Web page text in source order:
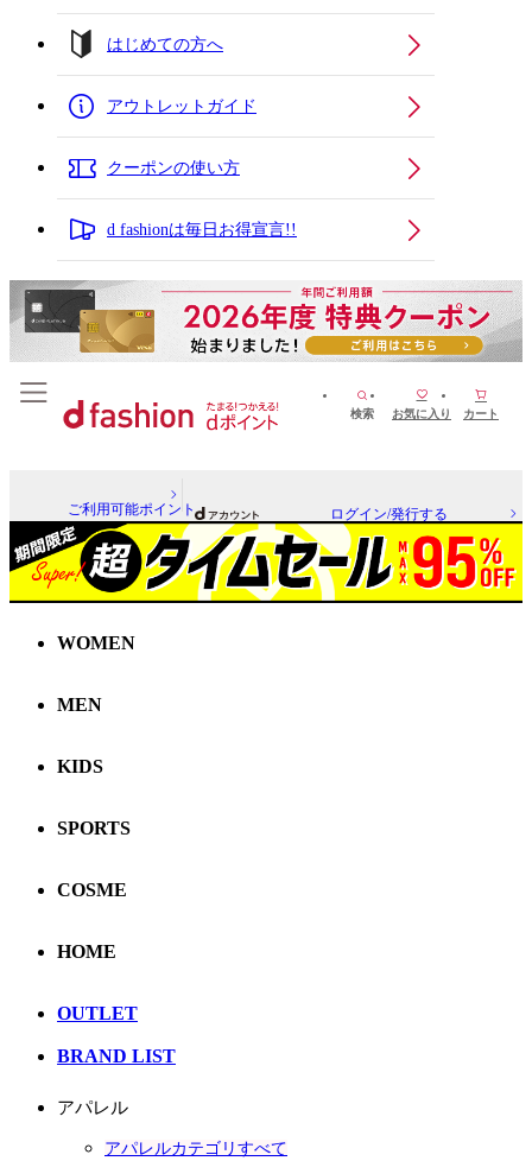
はじめての方へ
アウトレットガイド
クーポンの使い方
d fashionは毎日お得宣言!!
検索 お気に入り カート
ご利用可能ポイント ログイン/発行する
WOMEN
MEN
KIDS
SPORTS
COSME
HOME
OUTLET
BRAND LIST
アパレル
アパレルカテゴリすべて